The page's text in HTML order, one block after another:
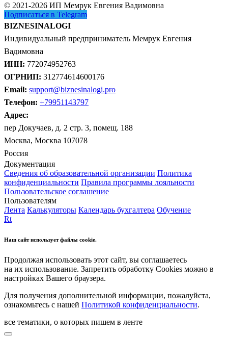
© 2021-2026 ИП Мемрук Евгения Вадимовна
Подписаться в Telegram
BIZNESINALOGI
Индивидуальный предприниматель Мемрук Евгения
Вадимовна
ИНН: 772074952763
ОГРНИП: 312774614600176
Email: support@biznesinalogi.pro
Телефон: +79951143797
Адрес:
пер Докучаев, д. 2 стр. 3, помещ. 188
Москва, Москва 107078
Россия
Документация
Сведения об образовательной организации Политика
конфиденциальности Правила программы лояльности
Пользовательское соглашение
Пользователям
Лента Калькуляторы Календарь бухгалтера Обучение
Rt
Наш сайт использует файлы cookie.
Продолжая использовать этот сайт, вы соглашаетесь
на их использование. Запретить обработку Cookies можно в
настройках Вашего браузера.
Для получения дополнительной информации, пожалуйста,
ознакомьтесь с нашей Политикой конфиденциальности.
все тематики, о которых пишем в ленте